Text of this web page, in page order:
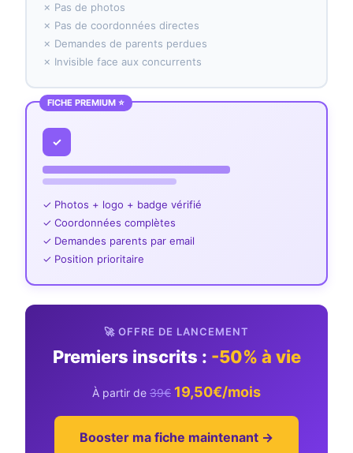
✗ Pas de photos
✗ Pas de coordonnées directes
✗ Demandes de parents perdues
✗ Invisible face aux concurrents
FICHE PREMIUM ⭐
✓
✓ Photos + logo + badge vérifié
✓ Coordonnées complètes
✓ Demandes parents par email
✓ Position prioritaire
🚀 OFFRE DE LANCEMENT
Premiers inscrits : -50% à vie
À partir de 39€ 19,50€/mois
Booster ma fiche maintenant →